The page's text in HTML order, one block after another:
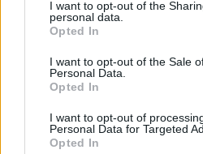
not limited to your visit or usage
grant or deny consent to Google
use your data for below specified
consent section.
I want to opt-out of the
personal data.
Opted In
I want to opt-out of the Sale
Personal Data.
Opted In
I want to opt-out of
Personal Data for Targeted
Opted In
Υγεια